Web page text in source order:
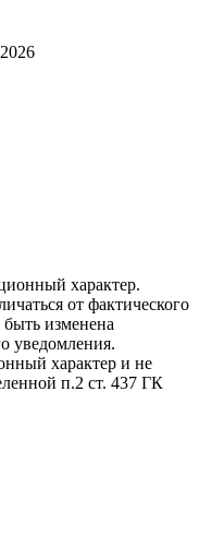
характер.
от фактического
изменена
уведомления.
характер и не
п.2 ст. 437 ГК